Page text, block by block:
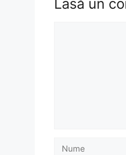
Lasă un
Nume